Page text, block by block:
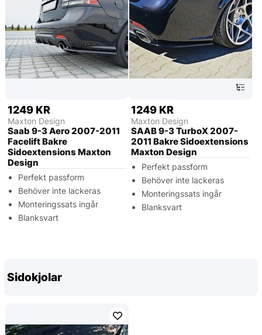
1249 KR
Maxton Design
Saab 9-3 Aero 2007-2011
Facelift Bakre
Sidoextensions Maxton
Design
Perfekt passform
Behöver inte lackeras
Monteringssats ingår
Blanksvart
1249 KR
Maxton Design
SAAB 9-3 TurboX 2007-
2011 Bakre Sidoextensions
Maxton Design
Perfekt passform
Behöver inte lackeras
Monteringssats ingår
Blanksvart
Sidokjolar